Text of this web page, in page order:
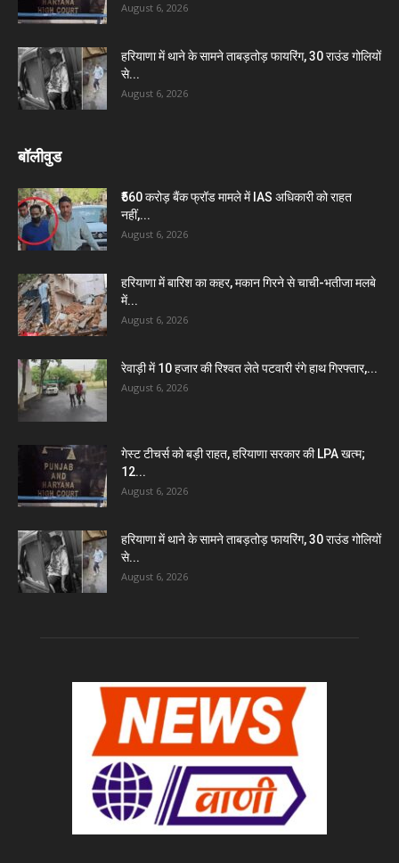
August 6, 2026
हरियाणा में थाने के सामने ताबड़तोड़ फायरिंग, 30 राउंड गोलियों
से...
August 6, 2026
बॉलीवुड
₹560 करोड़ बैंक फ्रॉड मामले में IAS अधिकारी को राहत
नहीं,...
August 6, 2026
हरियाणा में बारिश का कहर, मकान गिरने से चाची-भतीजा मलबे
में...
August 6, 2026
रेवाड़ी में 10 हजार की रिश्वत लेते पटवारी रंगे हाथ गिरफ्तार,...
August 6, 2026
गेस्ट टीचर्स को बड़ी राहत, हरियाणा सरकार की LPA खत्म;
12...
August 6, 2026
हरियाणा में थाने के सामने ताबड़तोड़ फायरिंग, 30 राउंड गोलियों
से...
August 6, 2026